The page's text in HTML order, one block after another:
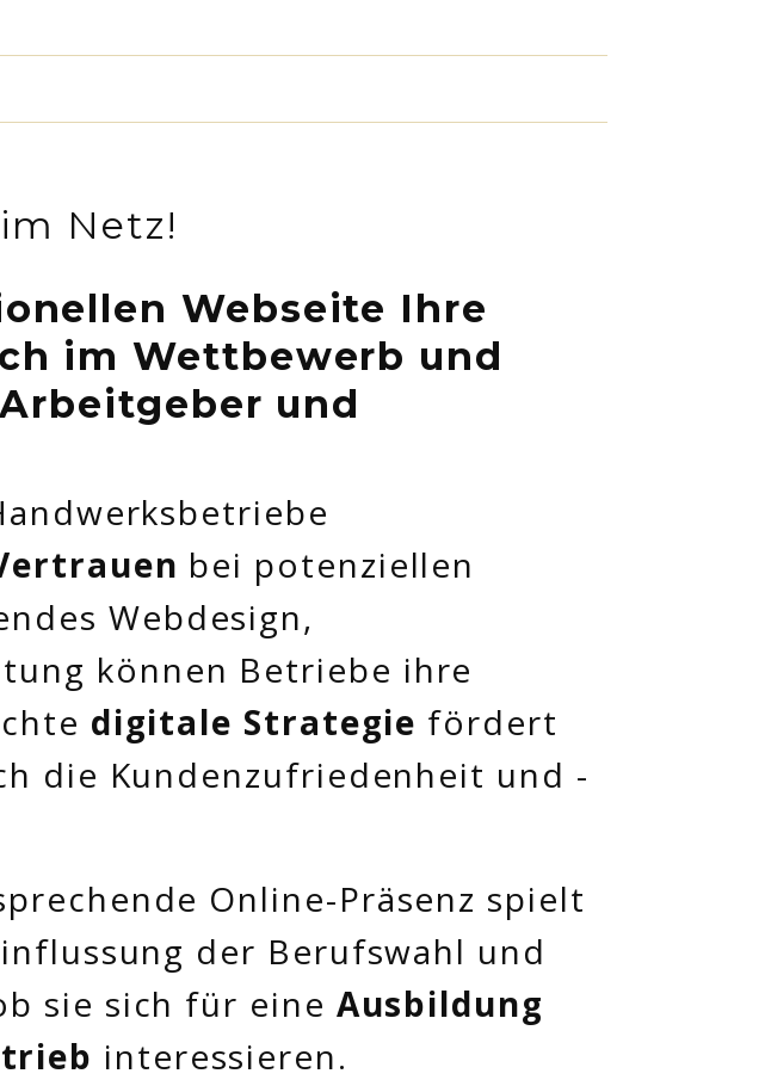
Netz!
Webseite Ihre
im Wettbewerb und
und
bei potenziellen
Webdesign,
können Betriebe ihre
digitale Strategie fördert
die Kundenzufriedenheit und -
Online-Präsenz spielt
der Berufswahl und
sie sich für eine Ausbildung
interessieren.